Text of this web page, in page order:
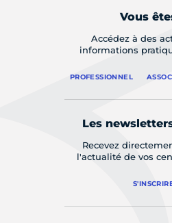
Vous
Accédez à des
informations
PROFESSIONNEL
Les
Recevez
l'actualité de vos